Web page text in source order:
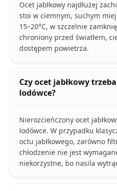
Ocet jabłkowy najdłużej
stoi w ciemnym, suchym
15–20°C, w szczelnie
chroniony przed światłem,
dostępem powietrza.
Czy ocet jabłkowy
lodówce?
Nierozcieńczony ocet
lodówce. W przypadku
octu jabłkowego, zarówno
chłodzenie nie jest
niekorzystne, bo nasila